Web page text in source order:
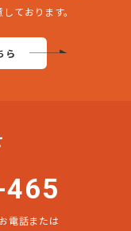
ております。
ら
電話または